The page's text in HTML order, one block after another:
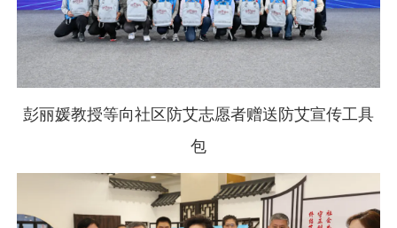
彭丽媛教授等向社区防艾志愿者赠送防艾宣传工具
包